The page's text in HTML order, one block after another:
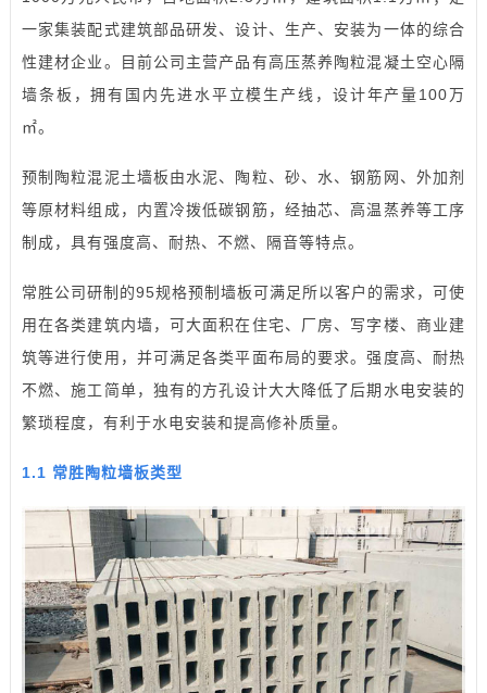
一家集装配式建筑部品研发、设计、生产、安装为一体的综合
性建材企业。目前公司主营产品有高压蒸养陶粒混凝土空心隔
墙条板，拥有国内先进水平立模生产线，设计年产量100万
㎡。
预制陶粒混泥土墙板由水泥、陶粒、砂、水、钢筋网、外加剂
等原材料组成，内置冷拨低碳钢筋，经抽芯、高温蒸养等工序
制成，具有强度高、耐热、不燃、隔音等特点。
常胜公司研制的95规格预制墙板可满足所以客户的需求，可使
用在各类建筑内墙，可大面积在住宅、厂房、写字楼、商业建
筑等进行使用，并可满足各类平面布局的要求。强度高、耐热
不燃、施工简单，独有的方孔设计大大降低了后期水电安装的
繁琐程度，有利于水电安装和提高修补质量。
1.1 常胜陶粒墙板类型